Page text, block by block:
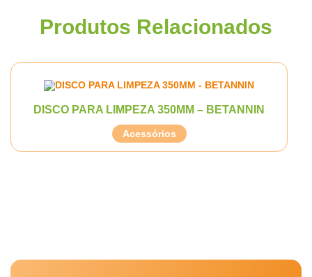
Produtos Relacionados
DISCO PARA LIMPEZA 350MM – BETANNIN
Acessórios